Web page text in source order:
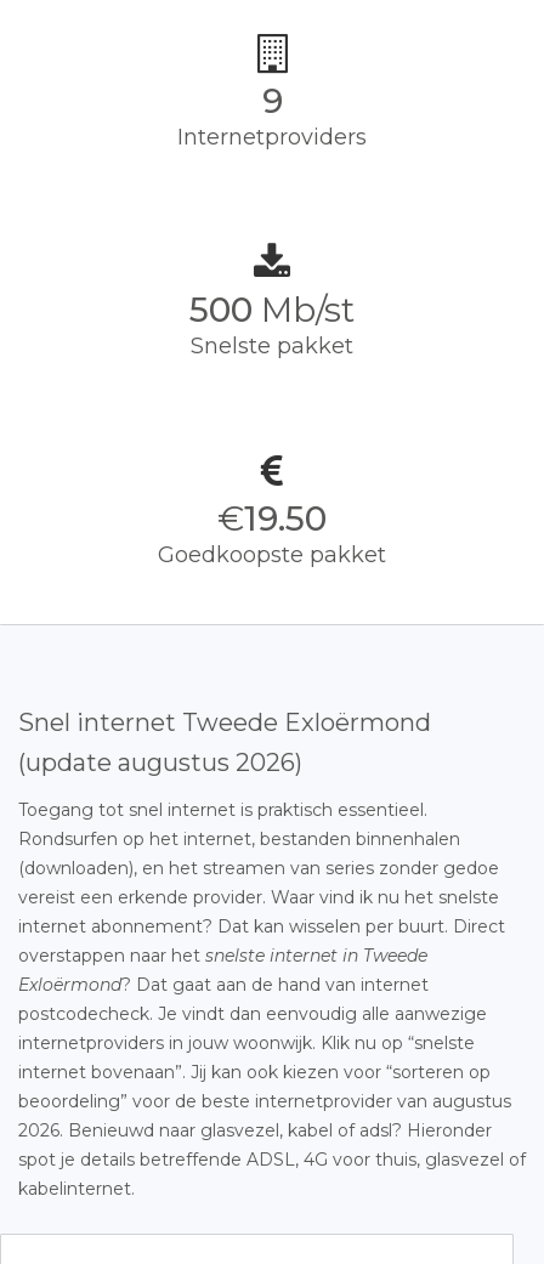
9
Internetproviders
500 Mb/st
Snelste pakket
€19.50
Goedkoopste pakket
Snel internet Tweede Exloërmond
(update augustus 2026)
Toegang tot snel internet is praktisch essentieel.
Rondsurfen op het internet, bestanden binnenhalen
(downloaden), en het streamen van series zonder gedoe
vereist een erkende provider. Waar vind ik nu het snelste
internet abonnement? Dat kan wisselen per buurt. Direct
overstappen naar het snelste internet in Tweede
Exloërmond? Dat gaat aan de hand van internet
postcodecheck. Je vindt dan eenvoudig alle aanwezige
internetproviders in jouw woonwijk. Klik nu op “snelste
internet bovenaan”. Jij kan ook kiezen voor “sorteren op
beoordeling” voor de beste internetprovider van augustus
2026. Benieuwd naar glasvezel, kabel of adsl? Hieronder
spot je details betreffende ADSL, 4G voor thuis, glasvezel of
kabelinternet.